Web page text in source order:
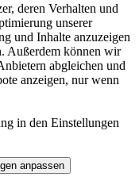
deren Verhalten und
unserer
und Inhalte anzuzeigen
Außerdem können wir
abgleichen und
anzeigen, nur wenn
in den Einstellungen
anpassen